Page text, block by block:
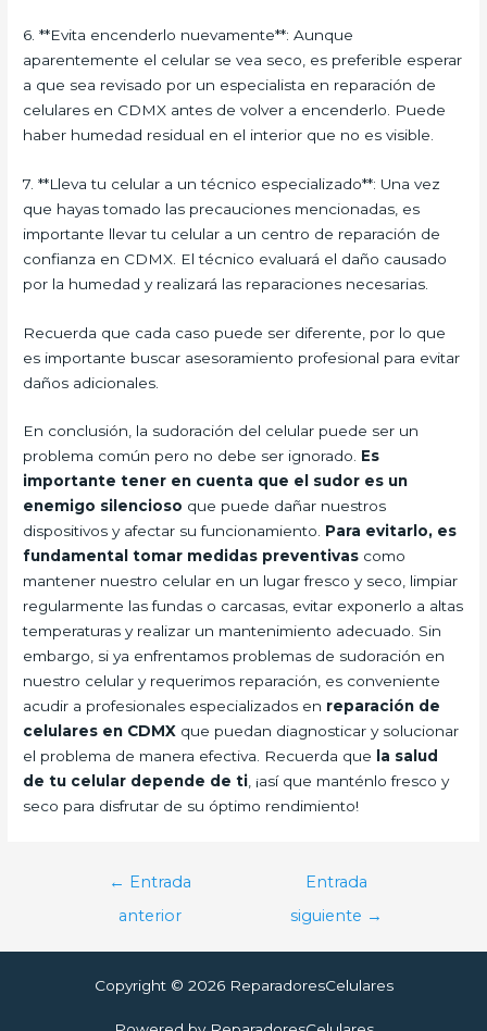
6. **Evita encenderlo nuevamente**: Aunque
aparentemente el celular se vea seco, es preferible esperar
a que sea revisado por un especialista en reparación de
celulares en CDMX antes de volver a encenderlo. Puede
haber humedad residual en el interior que no es visible.
7. **Lleva tu celular a un técnico especializado**: Una vez
que hayas tomado las precauciones mencionadas, es
importante llevar tu celular a un centro de reparación de
confianza en CDMX. El técnico evaluará el daño causado
por la humedad y realizará las reparaciones necesarias.
Recuerda que cada caso puede ser diferente, por lo que
es importante buscar asesoramiento profesional para evitar
daños adicionales.
En conclusión, la sudoración del celular puede ser un
problema común pero no debe ser ignorado. Es
importante tener en cuenta que el sudor es un
enemigo silencioso que puede dañar nuestros
dispositivos y afectar su funcionamiento. Para evitarlo, es
fundamental tomar medidas preventivas como
mantener nuestro celular en un lugar fresco y seco, limpiar
regularmente las fundas o carcasas, evitar exponerlo a altas
temperaturas y realizar un mantenimiento adecuado. Sin
embargo, si ya enfrentamos problemas de sudoración en
nuestro celular y requerimos reparación, es conveniente
acudir a profesionales especializados en reparación de
celulares en CDMX que puedan diagnosticar y solucionar
el problema de manera efectiva. Recuerda que
la salud
de tu celular depende de ti, ¡así que manténlo fresco y
seco para disfrutar de su óptimo rendimiento!
Navegación
entradas
← Entrada
anterior
Entrada
siguiente →
Copyright © 2026 ReparadoresCelulares